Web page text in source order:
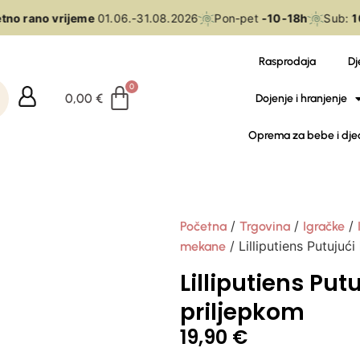
rano vrijeme01.06.-31.08.2026 Pon-pet-10-18h Sub:
0,00€
Rasprodaja
Dojenje i hranjenje
Oprema za bebe i
Početna / Trgovina / Igračke /
mekane / Lilliputiens
Lilliputiens
priljepkom
19,90 €